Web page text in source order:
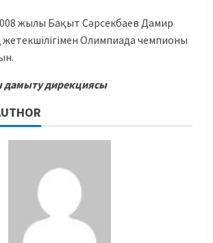
жылы Бақыт Сәрсекбаев Дамир
жетекшілігімен Олимпиада чемпионы
дамыту дирекциясы